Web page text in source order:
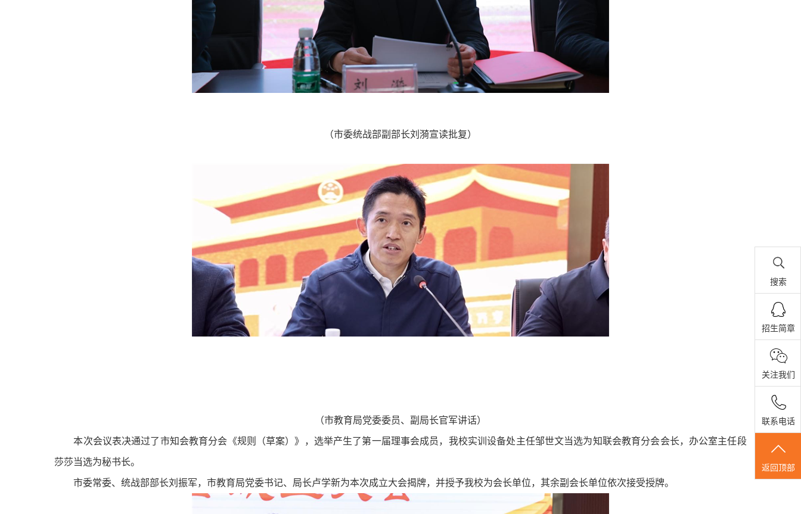
（市委统战部副部长刘漪宣读批复）
（市教育局党委委员、副局长官军讲话）
本次会议表决通过了市知会教育分会《规则（草案）》，选举产生了第一届理事会成员，我校实训设备处主任邹世文当选为知联会教育分会会长，办公室主任段
莎莎当选为秘书长。
市委常委、统战部部长刘振军，市教育局党委书记、局长卢学新为本次成立大会揭牌，并授予我校为会长单位，其余副会长单位依次接受授牌。
搜索
招生简章
关注我们
联系电话
返回顶部